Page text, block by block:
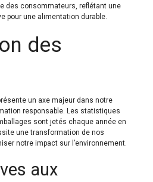
des consommateurs, reflétant une
pour une alimentation durable.
des
un axe majeur dans notre
responsable. Les statistiques
sont jetés chaque année en
une transformation de nos
notre impact sur l’environnement.
aux